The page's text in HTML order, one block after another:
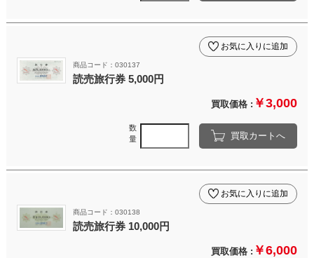
商品コード：030137
読売旅行券 5,000円
お気に入りに追加
買取価格 : ￥3,000
数
量
買取カートへ
商品コード：030138
読売旅行券 10,000円
お気に入りに追加
買取価格 : ￥6,000